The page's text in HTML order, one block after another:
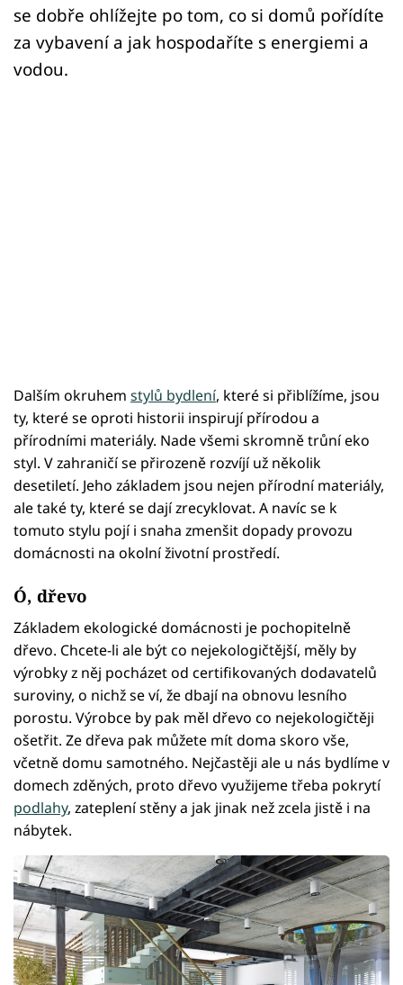
se dobře ohlížejte po tom, co si domů pořídíte
za vybavení a jak hospodaříte s energiemi a
vodou.
Dalším okruhem stylů bydlení, které si přiblížíme, jsou
ty, které se oproti historii inspirují přírodou a
přírodními materiály. Nade všemi skromně trůní eko
styl. V zahraničí se přirozeně rozvíjí už několik
desetiletí. Jeho základem jsou nejen přírodní materiály,
ale také ty, které se dají zrecyklovat. A navíc se k
tomuto stylu pojí i snaha zmenšit dopady provozu
domácnosti na okolní životní prostředí.
Ó, dřevo
Základem ekologické domácnosti je pochopitelně
dřevo. Chcete-li ale být co nejekologičtější, měly by
výrobky z něj pocházet od certifikovaných dodavatelů
suroviny, o nichž se ví, že dbají na obnovu lesního
porostu. Výrobce by pak měl dřevo co nejekologičtěji
ošetřit. Ze dřeva pak můžete mít doma skoro vše,
včetně domu samotného. Nejčastěji ale u nás bydlíme v
domech zděných, proto dřevo využijeme třeba pokrytí
podlahy, zateplení stěny a jak jinak než zcela jistě i na
nábytek.